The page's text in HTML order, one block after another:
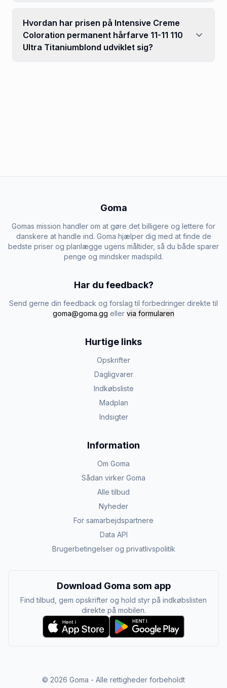
Hvordan har prisen på Intensive Creme
Coloration permanent hårfarve 11-11 110
Ultra Titaniumblond udviklet sig?
Goma
Gomas mission handler om at gøre det billigere og lettere for
danskere at handle ind. Goma hjælper dig med at finde de
bedste priser og planlægge ugens måltider, så du både sparer
penge og mindsker madspild.
Har du feedback?
Send gerne din feedback og forslag til forbedringer direkte til
goma@goma.gg eller via formularen
Hurtige links
Opskrifter
Dagligvarer
Indkøbsliste
Madplan
Indsigter
Information
Om Goma
Sådan virker Goma
Alle tilbud
Nyheder
For samarbejdspartnere
Data API
Brugerbetingelser og privatlivspolitik
Download Goma som app
Find tilbud, gem opskrifter og hold styr på indkøbslisten
direkte på mobilen.
© 2026 Goma - Alle rettigheder forbeholdt